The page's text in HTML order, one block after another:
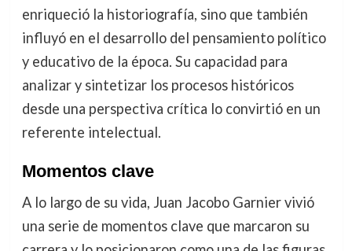
enriqueció la historiografía, sino que también
influyó en el desarrollo del pensamiento político
y educativo de la época. Su capacidad para
analizar y sintetizar los procesos históricos
desde una perspectiva crítica lo convirtió en un
referente intelectual.
Momentos clave
A lo largo de su vida, Juan Jacobo Garnier vivió
una serie de momentos clave que marcaron su